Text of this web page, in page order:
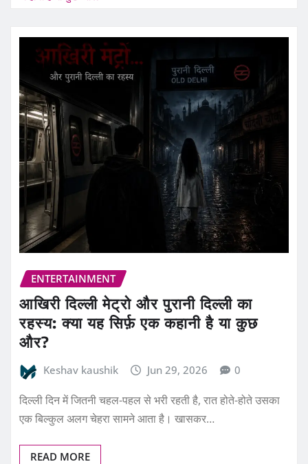
ENTERTAINMENT
आखिरी दिल्ली मेट्रो और पुरानी दिल्ली का
रहस्य: क्या यह सिर्फ़ एक कहानी है या कुछ
और?
Keshav kaushik Jun 29, 2026 0
दिल्ली दिन में जितनी चहल-पहल से भरी रहती है, रात होते-होते उसका
एक बिल्कुल अलग चेहरा सामने आता है। खासकर…
READ MORE